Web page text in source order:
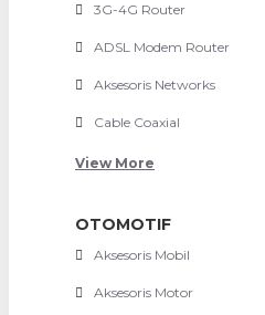
3G-4G Router
ADSL Modem Router
Aksesoris Networks
Cable Coaxial
View More
OTOMOTIF
Aksesoris Mobil
Aksesoris Motor